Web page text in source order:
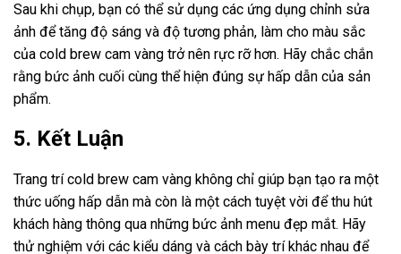
Sau khi chụp, bạn có thể sử dụng các ứng dụng chỉnh sửa
ảnh để tăng độ sáng và độ tương phản, làm cho màu sắc
của cold brew cam vàng trở nên rực rỡ hơn. Hãy chắc chắn
rằng bức ảnh cuối cùng thể hiện đúng sự hấp dẫn của sản
phẩm.
5. Kết Luận
Trang trí cold brew cam vàng không chỉ giúp bạn tạo ra một
thức uống hấp dẫn mà còn là một cách tuyệt vời để thu hút
khách hàng thông qua những bức ảnh menu đẹp mắt. Hãy
thử nghiệm với các kiểu dáng và cách bày trí khác nhau để